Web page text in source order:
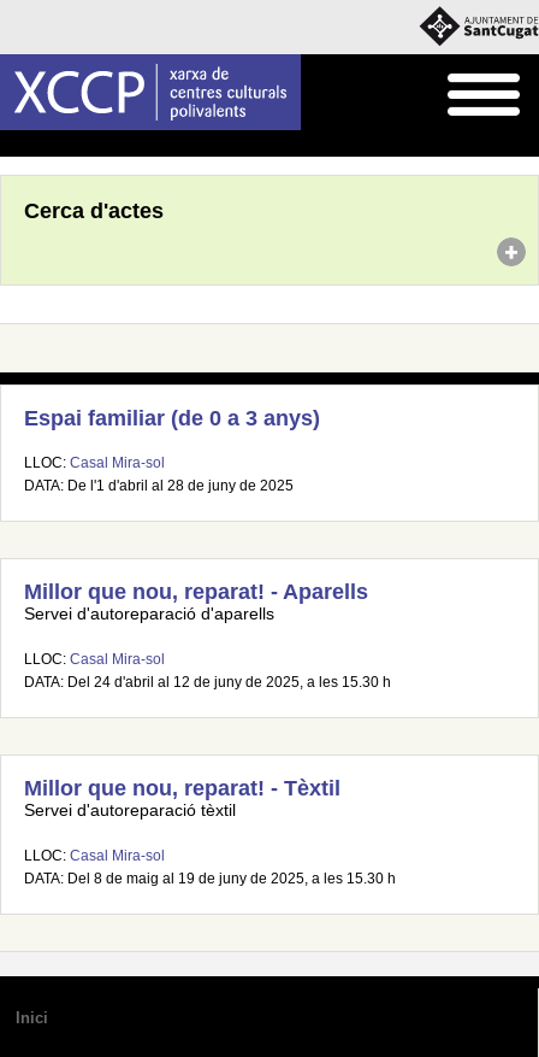
Cerca d'actes
Espai familiar (de 0 a 3 anys)
LLOC: Casal Mira-sol
DATA: De l'1 d'abril al 28 de juny de 2025
Millor que nou, reparat! - Aparells
Servei d'autoreparació d'aparells
LLOC: Casal Mira-sol
DATA: Del 24 d'abril al 12 de juny de 2025, a les 15.30 h
Millor que nou, reparat! - Tèxtil
Servei d'autoreparació tèxtil
LLOC: Casal Mira-sol
DATA: Del 8 de maig al 19 de juny de 2025, a les 15.30 h
Inici